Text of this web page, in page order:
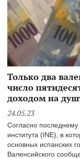
Только два
число
доходом на
24.05.23
Согласно последнему
института (INE), в
основных испанских
Валенсийского